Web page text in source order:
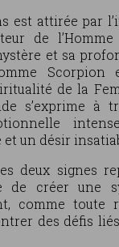
est attirée par
de
et sa
de la
s’exprime à
un désir
deux signes
de créer une
comme toute
des défis